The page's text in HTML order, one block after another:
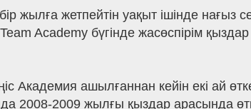
жылға жетпейтін уақыт ішінде
Academy бүгінде жасөспірім
Академия ашылғаннан кейін екі ай
2008-2009 жылғы қыздар арасында